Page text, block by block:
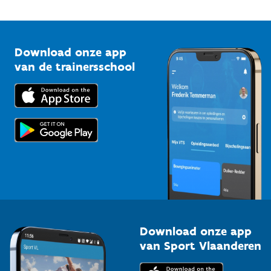
Bedrijven
Trainers en begeleiders
Topsporters
Vlaamse Trainersschool
Kennisplatform
Downloads
Voor de pers
Download onze app
van de trainersschool
Download onze app
van Sport Vlaanderen